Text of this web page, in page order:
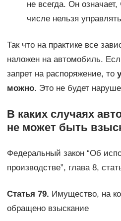
не всегда. Он
числе нельзя
Так что на практике все
наложен на автомобиль.
запрет на распоряжение, то
можно. Это не будет
В каких случаях
не может быть
Федеральный закон “Об
производстве”, глава 8,
Статья 79. Имущество, на
обращено взыскание